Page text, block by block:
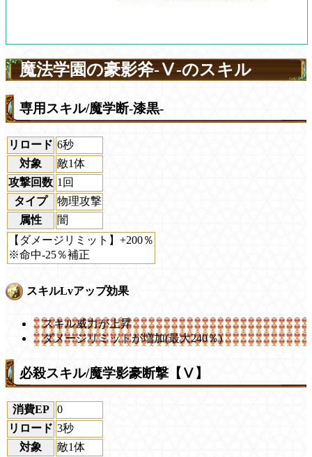
魔法学園の豪影斧-Ⅴ-のスキル
専用スキル/魔学断-漆黒-
リロード 6秒
対象
敵1体
攻撃回数 1回
タイプ
物理攻撃
属性
闇
【ダメージリミット】+200％
※命中-25％補正
スキルLvアップ効果
スキル威力が上昇
ダメージリミットが増加(最大240％)
必殺スキル/魔学影豪断撃【Ⅴ】
消費EP
0
リロード 3秒
対象
敵1体